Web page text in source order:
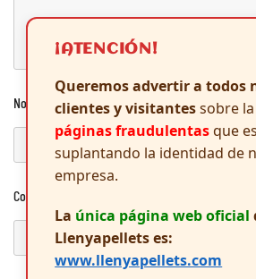
Nombre*
Correo electrónico
¡ATENCIÓN!
Queremos advertir a todos nuestros
clientes y visitantessobre
páginas fraudulentasque
suplantando la identidad de
empresa.
La única página web oficial
Llenyapellets es:
www.llenyapellets.com